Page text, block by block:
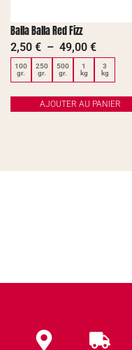
Balla Balla Red Fizz
2,50 € – 49,00 €
100
gr.
250
gr.
500
gr.
1
kg
3
kg
AJOUTER AU PANIER